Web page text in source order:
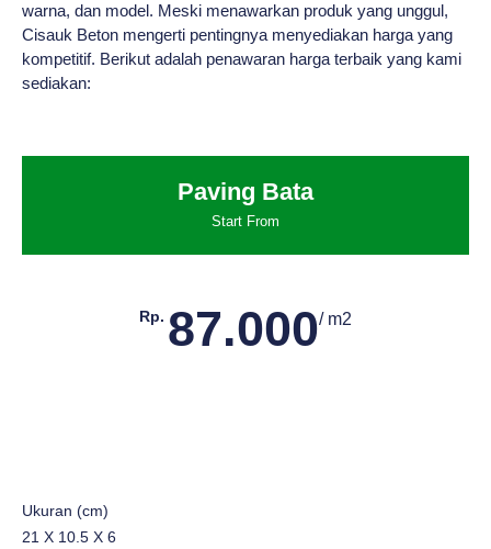
warna, dan model. Meski menawarkan produk yang unggul,
Cisauk Beton mengerti pentingnya menyediakan harga yang
kompetitif. Berikut adalah penawaran harga terbaik yang kami
sediakan:
Paving Bata
Start From
Rp. 87.000/ m2
Ukuran (cm)
21 X 10.5 X 6